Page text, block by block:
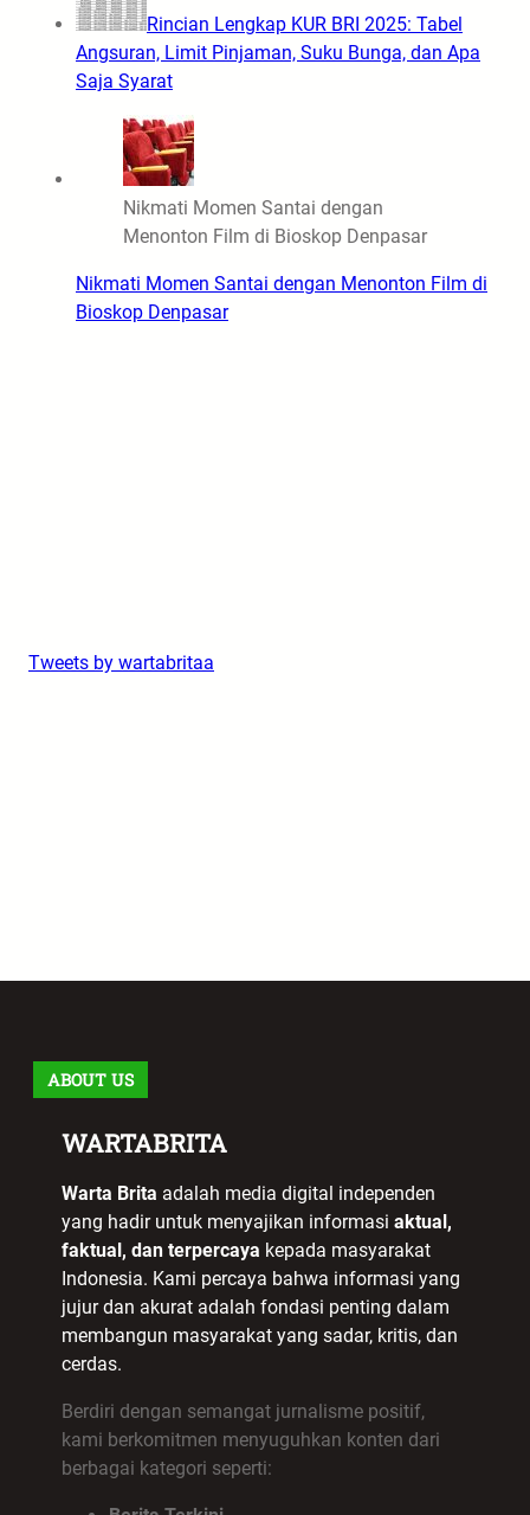
Rincian Lengkap KUR BRI 2025: Tabel
Angsuran, Limit Pinjaman, Suku Bunga, dan Apa
Saja Syarat
Nikmati Momen Santai dengan
Menonton Film di Bioskop Denpasar
Nikmati Momen Santai dengan Menonton Film di
Bioskop Denpasar
Tweets by wartabritaa
ABOUT US
WARTABRITA
Warta Brita adalah media digital independen
yang hadir untuk menyajikan informasi aktual,
faktual, dan terpercaya kepada masyarakat
Indonesia. Kami percaya bahwa informasi yang
jujur dan akurat adalah fondasi penting dalam
membangun masyarakat yang sadar, kritis, dan
cerdas.
Berdiri dengan semangat jurnalisme positif,
kami berkomitmen menyuguhkan konten dari
berbagai kategori seperti: